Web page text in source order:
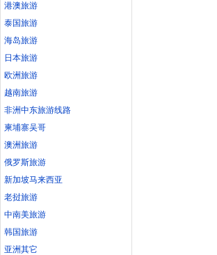
港澳旅游
泰国旅游
海岛旅游
日本旅游
欧洲旅游
越南旅游
非洲中东旅游线路
柬埔寨吴哥
澳洲旅游
俄罗斯旅游
新加坡马来西亚
老挝旅游
中南美旅游
韩国旅游
亚洲其它